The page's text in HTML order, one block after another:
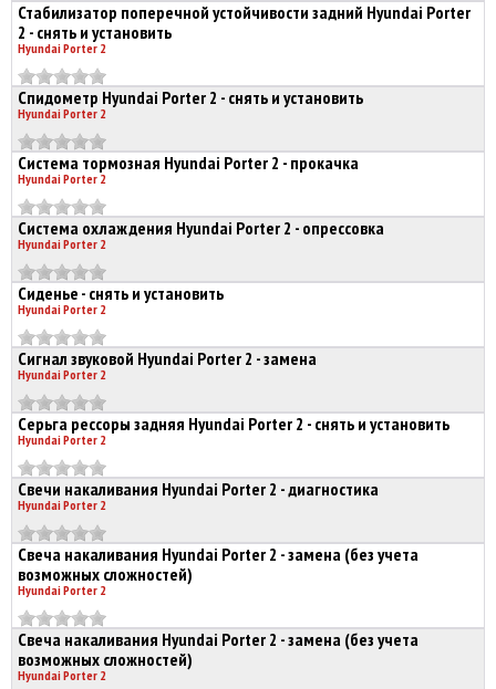
Стабилизатор поперечной устойчивости задний Hyundai Porter
2 - снять и установить
Hyundai Porter 2
Спидометр Hyundai Porter 2 - снять и установить
Hyundai Porter 2
Система тормозная Hyundai Porter 2 - прокачка
Hyundai Porter 2
Система охлаждения Hyundai Porter 2 - опрессовка
Hyundai Porter 2
Сиденье - снять и установить
Hyundai Porter 2
Сигнал звуковой Hyundai Porter 2 - замена
Hyundai Porter 2
Серьга рессоры задняя Hyundai Porter 2 - снять и установить
Hyundai Porter 2
Свечи накаливания Hyundai Porter 2 - диагностика
Hyundai Porter 2
Свеча накаливания Hyundai Porter 2 - замена (без учета
возможных сложностей)
Hyundai Porter 2
Свеча накаливания Hyundai Porter 2 - замена (без учета
возможных сложностей)
Hyundai Porter 2